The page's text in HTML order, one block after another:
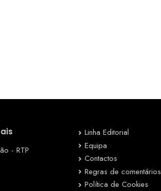
- RTP
Linha Editorial
Equipa
Contactos
Regras de comentários
Política de Cookies